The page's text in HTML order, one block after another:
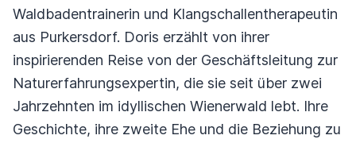
Waldbadentrainerin und Klangschallentherapeutin
aus Purkersdorf. Doris erzählt von ihrer
inspirierenden Reise von der Geschäftsleitung zur
Naturerfahrungsexpertin, die sie seit über zwei
Jahrzehnten im idyllischen Wienerwald lebt. Ihre
Geschichte, ihre zweite Ehe und die Beziehung zu